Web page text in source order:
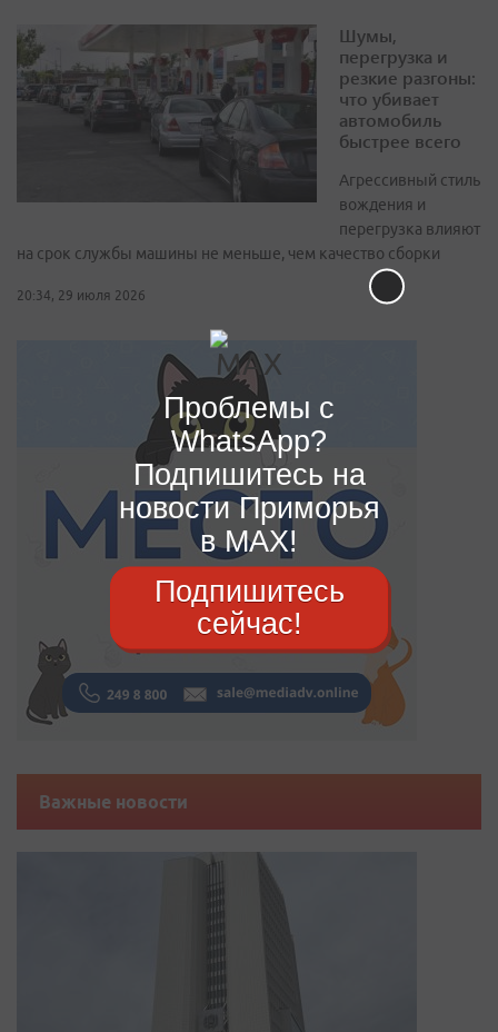
Шумы,
перегрузка и
резкие разгоны:
что убивает
автомобиль
быстрее всего
Агрессивный стиль
вождения и
перегрузка влияют
на срок службы машины не меньше, чем качество сборки
20:34, 29 июля 2026
Важные новости
Проблемы с
WhatsApp?
Подпишитесь на
новости Приморья
в MAX!
Подпишитесь
сейчас!